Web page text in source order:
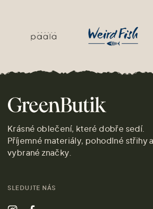
Krásné oblečení, které dobře sedí.
Příjemné materiály, pohodlné střihy
vybrané značky.
SLEDUJTE NÁS